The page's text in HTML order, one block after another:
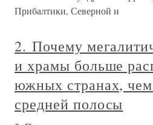
Прибалтики, Северной и
2. Почему
и храмы больше
южных странах, чем
средней полосы